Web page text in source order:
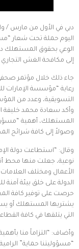
دبي في الأول من مارس /
اليوم حملة تحت شعار
الوعي بحقوق المستهلك
إلى مكافحة الغش التجاري
جاء ذلك خلال مؤتمر
رعاية “مؤسسة الإمارات
التسويقية، وعدد من
وأكد سعادة محمد خليفة
المستهلك، أهمية
وصولاً إلى كافة شرائح
وقال: “استطاعت دولة
نوعية، جعلت منها محط
الأعمال ومختلف العلامات
الدولة على خلق بيئة
حرصت على توفير كافة
يشتريها المستهلك أو
التي يتلقها في كافة
وأضاف: “التزاماً منا
“مسؤوليتنا حماية”